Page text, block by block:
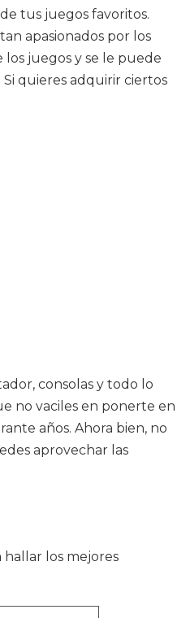
tus juegos favoritos.
apasionados por los
los juegos y se le puede
quieres adquirir ciertos
consolas y todo lo
no vaciles en ponerte en
años. Ahora bien, no
aprovechar las
los mejores